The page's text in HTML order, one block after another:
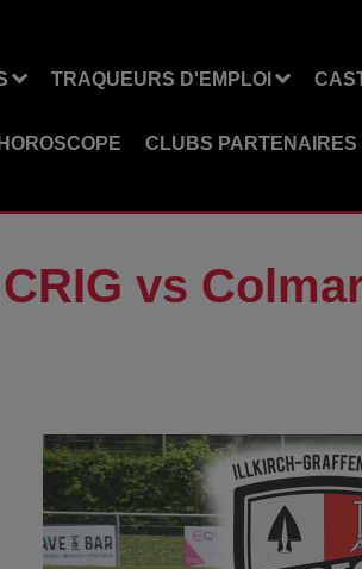
TRAQUEURS D'EMPLOI
HOROSCOPE CLUBS PARTENAIRES
vs